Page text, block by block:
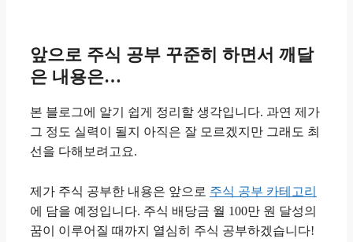
앞으로 주식 공부 꾸준히 하면서 깨달
은 내용은…
본 블로그에 알기 쉽게 정리할 생각입니다. 과연 제가
그 정도 실력이 될지 아직은 잘 모르겠지만 그래도 최
선을 다해보려고요.
제가 주식 공부한 내용은 앞으로 주식 공부 카테고리
에 담을 예정입니다. 주식 배당금 월 100만 원 달성의
꿈이 이루어질 때까지 열심히 주식 공부하겠습니다!